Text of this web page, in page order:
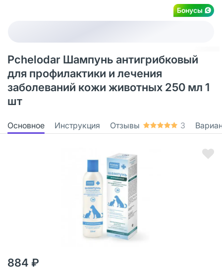
Бонусы
Pchelodar Шампунь антигрибковый
для профилактики и лечения
заболеваний кожи животных 250 мл 1
шт
Основное Инструкция Отзывы 3
884 ₽